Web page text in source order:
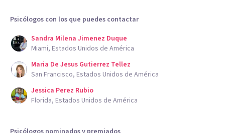
Psicólogos con los que puedes contactar
Sandra Milena Jimenez Duque
Miami, Estados Unidos de América
Maria De Jesus Gutierrez Tellez
San Francisco, Estados Unidos de América
Jessica Perez Rubio
Florida, Estados Unidos de América